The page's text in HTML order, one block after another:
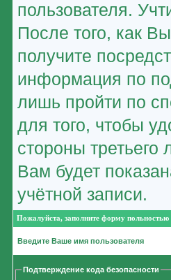
пользователя.
После того, как
получите
информация по
лишь пройти по
для того, чтобы
стороны третьего
Вам будет
учётной записи.
Пожалуйста, заполните форму польностью
Введите Ваше имя пользователя
Подтверждение кода безопасности